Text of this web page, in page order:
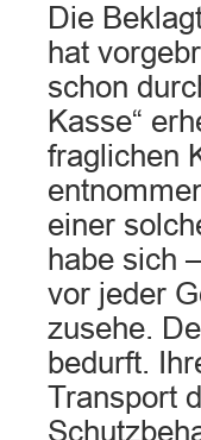
Die
hat
schon
Kasse“
fraglichen
einer
habe sich
vor jeder
zusehe.
bedurft.
Transport